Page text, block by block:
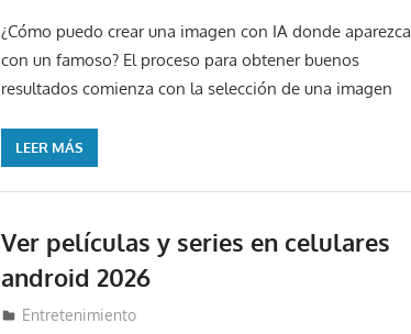
¿Cómo puedo crear una imagen con IA donde aparezca
con un famoso? El proceso para obtener buenos
resultados comienza con la selección de una imagen
LEER MÁS
Ver películas y series en celulares
android 2026
19 de agosto de 2024
Lucas Espinal
Entretenimiento